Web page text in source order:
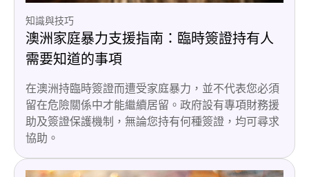
知識與技巧
澳洲家庭暴力支援指南：臨時簽證持有人
需要知道的事項
在澳洲持臨時簽證而遭受家庭暴力，並不代表您必須
留在危險關係中才能繼續居留。政府設有專項財務援
助及簽證保護機制，無論您持有何種簽證，均可尋求
協助。